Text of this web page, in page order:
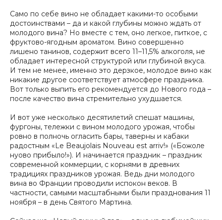
Само по себе вино не обладает какими-то особыми
достоинствами – да и какой глубины можно ждать от
молодого вина? Но вместе с тем, оно легкое, питкое, с
фруктово-ягодным ароматом. Вино совершенно
лишено танинов, содержит всего 11–11,5% алкоголя, не
обладает интересной структурой или глубиной вкуса.
И тем не менее, именно это дерзкое, молодое вино как
никакие другое соответствует атмосфере праздника.
Вот только выпить его рекомендуется до Нового года –
после качество вина стремительно ухудшается.
И вот уже несколько десятилетий спешат машины,
фургоны, тележки с вином молодого урожая, чтобы
ровно в полночь огласить бары, таверны и кабаки
радостным «Le Beaujolais Nouveau est arriv!» («Божоле
нуово прибыло!»). И начинается праздник – праздник
современной коммерции, с корнями в древних
традициях праздников урожая. Ведь дни молодого
вина во Франции проводили испокон веков. В
частности, самыми масштабными были празднования 11
ноября – в день Святого Мартина.